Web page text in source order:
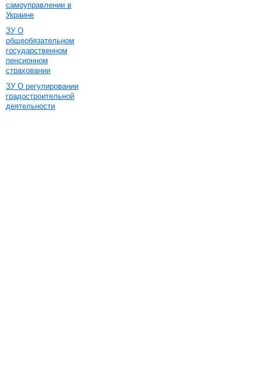
самоуправлении в
Украине
ЗУ О
общеобязательном
государственном
пенсионном
страховании
ЗУ О регулировании
градостроительной
деятельности